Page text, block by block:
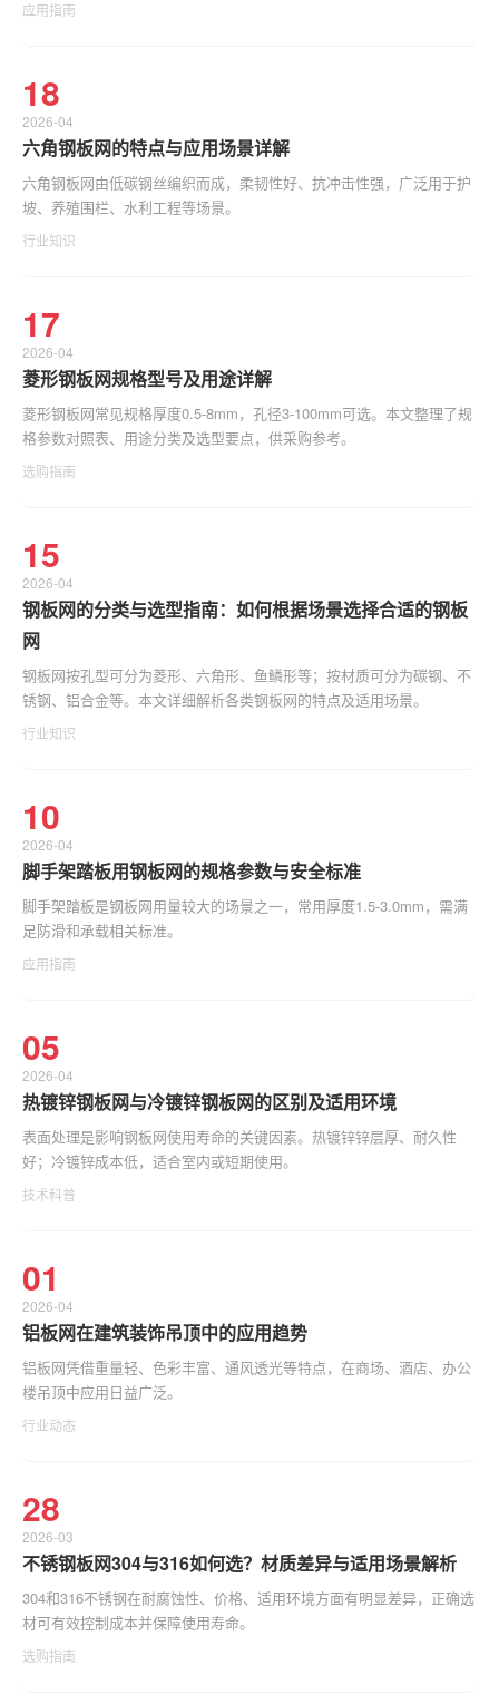
应用指南
18
2026-04
六角钢板网的特点与应用场景详解
六角钢板网由低碳钢丝编织而成，柔韧性好、抗冲击性强，广泛用于护
坡、养殖围栏、水利工程等场景。
行业知识
17
2026-04
菱形钢板网规格型号及用途详解
菱形钢板网常见规格厚度0.5-8mm，孔径3-100mm可选。本文整理了规
格参数对照表、用途分类及选型要点，供采购参考。
选购指南
15
2026-04
钢板网的分类与选型指南：如何根据场景选择合适的钢板
网
钢板网按孔型可分为菱形、六角形、鱼鳞形等；按材质可分为碳钢、不
锈钢、铝合金等。本文详细解析各类钢板网的特点及适用场景。
行业知识
10
2026-04
脚手架踏板用钢板网的规格参数与安全标准
脚手架踏板是钢板网用量较大的场景之一，常用厚度1.5-3.0mm，需满
足防滑和承载相关标准。
应用指南
05
2026-04
热镀锌钢板网与冷镀锌钢板网的区别及适用环境
表面处理是影响钢板网使用寿命的关键因素。热镀锌锌层厚、耐久性
好；冷镀锌成本低，适合室内或短期使用。
技术科普
01
2026-04
铝板网在建筑装饰吊顶中的应用趋势
铝板网凭借重量轻、色彩丰富、通风透光等特点，在商场、酒店、办公
楼吊顶中应用日益广泛。
行业动态
28
2026-03
不锈钢板网304与316如何选？材质差异与适用场景解析
304和316不锈钢在耐腐蚀性、价格、适用环境方面有明显差异，正确选
材可有效控制成本并保障使用寿命。
选购指南